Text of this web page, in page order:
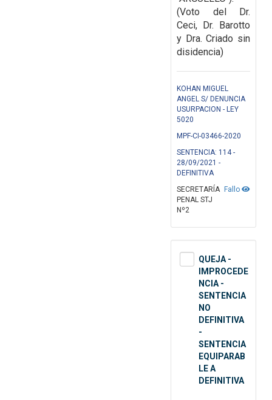
(Voto del Dr.
Ceci, Dr. Barotto
y Dra. Criado sin
disidencia)
KOHAN MIGUEL
ANGEL S/ DENUNCIA
USURPACION - LEY
5020
MPF-CI-03466-2020
SENTENCIA: 114 -
28/09/2021 -
DEFINITIVA
Fallo
SECRETARÍA
PENAL STJ
Nº2
QUEJA -
IMPROCEDE
NCIA -
SENTENCIA
NO
DEFINITIVA
-
SENTENCIA
EQUIPARAB
LE A
DEFINITIVA